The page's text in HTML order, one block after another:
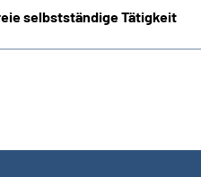
selbstständige Tätigkeit